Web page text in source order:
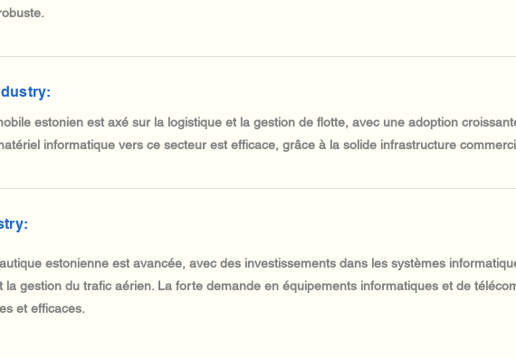
estonien est axé sur la logistique et la gestion de flotte, avec une adoption
informatique vers ce secteur est efficace, grâce à la solide infrastructure
estonienne est avancée, avec des investissements dans les systèmes
la gestion du trafic aérien. La forte demande en équipements informatiques et de
et efficaces.